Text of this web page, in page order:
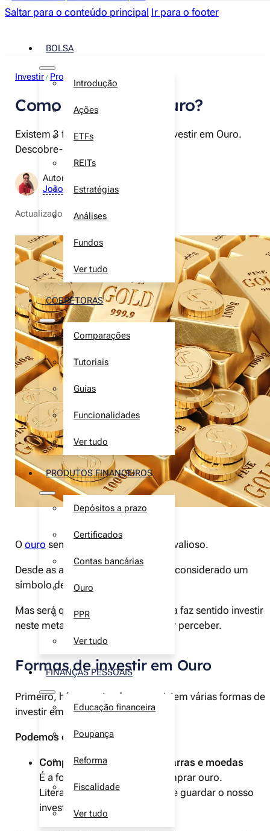
Saltar para o conteúdo principal Ir para o footer
BOLSA
Introdução
Ações
ETFs
REITs
Estratégias
Análises
Fundos
Ver tudo
CORRETORAS
Comparações
Tutoriais
Guias
Funcionalidades
Ver tudo
PRODUTOS FINANCEIROS
Depósitos a prazo
Certificados
Contas bancárias
Ouro
PPR
Ver tudo
FINANÇAS PESSOAIS
Educação financeira
Poupança
Reforma
Fiscalidade
Ver tudo
Investir / Produtos financeiros
Como investir em ouro?
Existem 3 formas principais para investir em Ouro.
Descobre-as neste artigo.
Autor:
João Neves
Actualizado a 10 de dezembro de 2025
O ouro sempre foi visto como algo valioso.
Desde as antigas civilizações que é considerado um
símbolo de riqueza e poder.
Mas será que nos dias de hoje ainda faz sentido investir
neste metal precioso? Vamos tentar perceber.
Formas de investir em Ouro
Primeiro, há que entender que existem várias formas de
investir em ouro.
Podemos comprar ouro físico:
Comprar ouro físico como barras e moedas
É a forma mais directa de comprar ouro.
Literalmente, podemos tocar e guardar o nosso
investimento.